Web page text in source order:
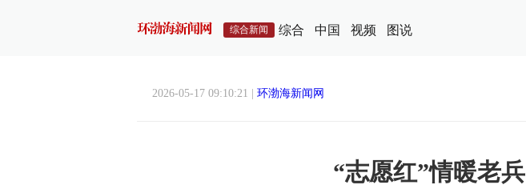
综合新闻 综合 中国 视频 图说
2026-05-17 09:10:21 | 环渤海新闻网
“志愿红”情暖老兵